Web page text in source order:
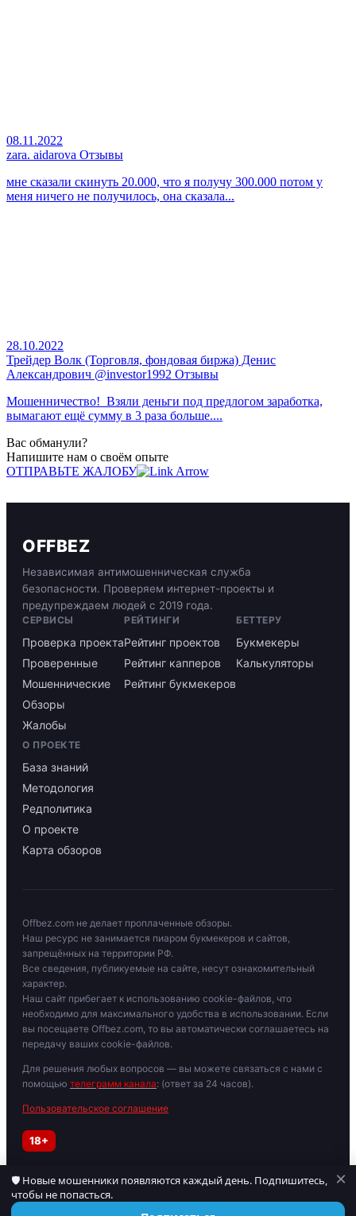
08.11.2022
zara. aidarova Отзывы
мне сказали скинуть 20.000, что я получу 300.000 потом у
меня ничего не получилось, она сказала...
28.10.2022
Трейдер Волк (Торговля, фондовая биржа) Денис
Александрович @investor1992 Отзывы
Мошенничество! Взяли деньги под предлогом заработка,
вымагают ещё сумму в 3 раза больше....
Вас обманули?
Напишите нам о своём опыте
ОТПРАВЬТЕ ЖАЛОБУ
OFFBEZ
Независимая антимошенническая служба
безопасности. Проверяем интернет-проекты и
предупреждаем людей с 2019 года.
СЕРВИСЫ
Проверка проекта
Проверенные
Мошеннические
Обзоры
Жалобы
РЕЙТИНГИ
Рейтинг проектов
Рейтинг капперов
Рейтинг букмекеров
БЕТТЕРУ
Букмекеры
Калькуляторы
О ПРОЕКТЕ
База знаний
Методология
Редполитика
О проекте
Карта обзоров
Offbez.com не делает проплаченные обзоры.
Наш ресурс не занимается пиаром букмекеров и сайтов,
запрещённых на территории РФ.
Все сведения, публикуемые на сайте, несут ознакомительный
характер.
Наш сайт прибегает к использованию cookie-файлов, что
необходимо для максимального удобства в использовании. Если
вы посещаете Offbez.com, то вы автоматически соглашаетесь на
передачу ваших cookie-файлов.
Для решения любых вопросов — вы можете связаться с нами с
помощью телеграмм канала: (ответ за 24 часов).
Пользовательское соглашение
18+
Играйте осторожно. При признаках зависимости обратитесь к
специалисту. Материалы для лиц старше 18 лет.
🛡 Новые мошенники появляются каждый день. Подпишитесь,
чтобы не попасться.
×